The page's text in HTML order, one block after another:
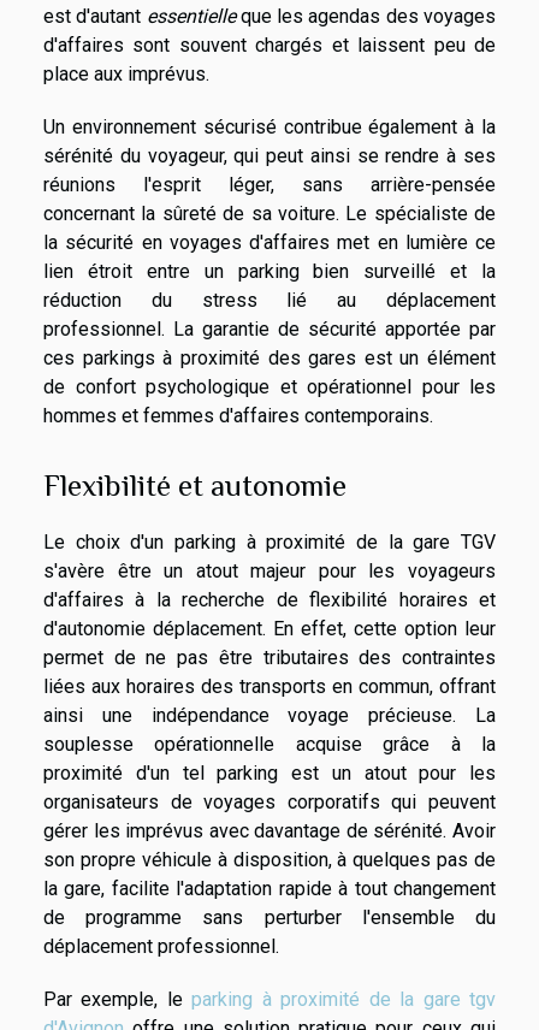
est d'autant essentielleque les agendas des voyages
d'affaires sont souvent chargés et laissent peu de
place aux imprévus.
Un environnement sécurisé contribue également à la
sérénité du voyageur, qui peut ainsi se rendre à ses
réunions l'esprit léger, sans arrière-pensée
concernant la sûreté de sa voiture. Le spécialiste de
la sécurité en voyages d'affaires met en lumière ce
lien étroit entre un parking bien surveillé et la
réduction du stress lié au déplacement
professionnel. La garantie de sécurité apportée par
ces parkings à proximité des gares est un élément
de confort psychologique et opérationnel pour les
hommes et femmes d'affaires contemporains.
Flexibilité et autonomie
Le choix d'un parking à proximité de la gare TGV
s'avère être un atout majeur pour les voyageurs
d'affaires à la recherche de flexibilité horaires et
d'autonomie déplacement. En effet, cette option leur
permet de ne pas être tributaires des contraintes
liées aux horaires des transports en commun, offrant
ainsi une indépendance voyage précieuse. La
souplesse opérationnelle acquise grâce à la
proximité d'un tel parking est un atout pour les
organisateurs de voyages corporatifs qui peuvent
gérer les imprévus avec davantage de sérénité. Avoir
son propre véhicule à disposition, à quelques pas de
la gare, facilite l'adaptation rapide à tout changement
de programme sans perturber l'ensemble du
déplacement professionnel.
Par exemple, leparking à proximité de la gare tgv